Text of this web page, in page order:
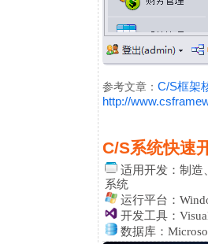
参考文章： C/S框架
http://
C/S系统快速
适用开发： 制造
系统
运行平台：
开发工具：
数据库：